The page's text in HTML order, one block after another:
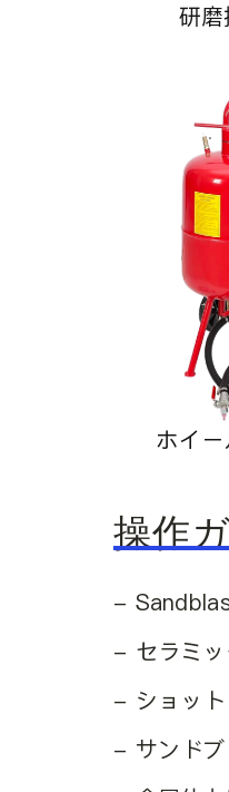
研
ホイ
操作
-
- セラミッ
- ショット
- サンドブ